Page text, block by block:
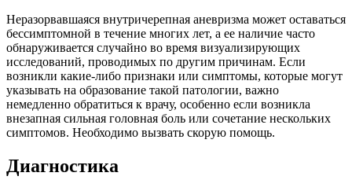
Неразорвавшаяся внутричерепная аневризма может оставаться
бессимптомной в течение многих лет, а ее наличие часто
обнаруживается случайно во время визуализирующих
исследований, проводимых по другим причинам. Если
возникли какие-либо признаки или симптомы, которые могут
указывать на образование такой патологии, важно
немедленно обратиться к врачу, особенно если возникла
внезапная сильная головная боль или сочетание нескольких
симптомов. Необходимо вызвать скорую помощь.
Диагностика